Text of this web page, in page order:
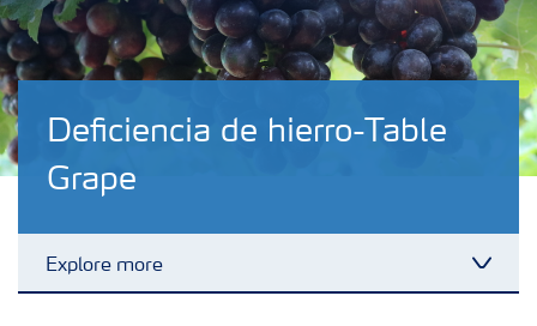
Deficiencia de hierro-Table
Grape
Explore more